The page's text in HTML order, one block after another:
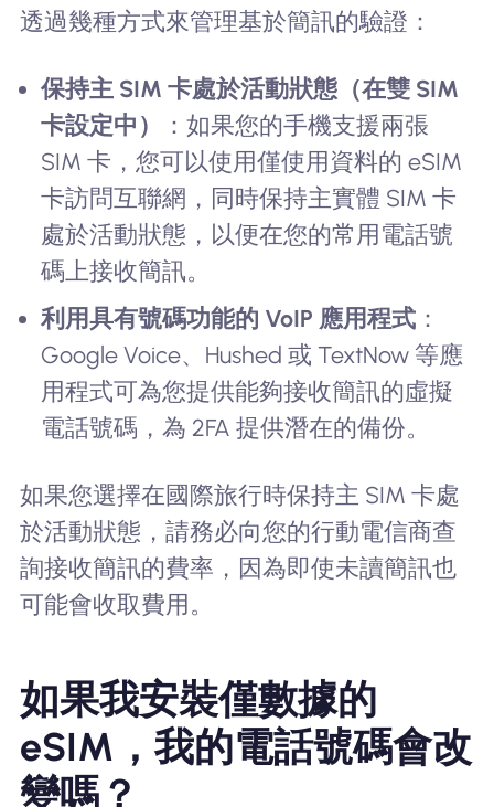
透過幾種方式來管理基於簡訊的驗證：
保持主 SIM 卡處於活動狀態（在雙 SIM
卡設定中）
：如果您的手機支援兩張
SIM 卡，您可以使用僅使用資料的 eSIM
卡訪問互聯網，同時保持主實體 SIM 卡
處於活動狀態，以便在您的常用電話號
碼上接收簡訊。
利用具有號碼功能的 VoIP 應用程式 ：
Google Voice、Hushed 或 TextNow 等應
用程式可為您提供能夠接收簡訊的虛擬
電話號碼，為 2FA 提供潛在的備份。
如果您選擇在國際旅行時保持主 SIM 卡處
於活動狀態，請務必向您的行動電信商查
詢接收簡訊的費率，因為即使未讀簡訊也
可能會收取費用。
如果我安裝僅數據的
eSIM，我的電話號碼會改
變嗎？